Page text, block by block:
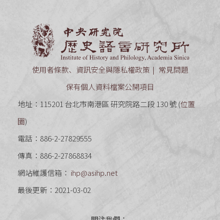
使用者條款、資訊安全與隱私權政策
常見問題
保有個人資料檔案公開項目
地址：115201 台北市南港區 研究院路二段 130 號 (位置
圖)
電話：886-2-27829555
傳真：886-2-27868834
網站維護信箱： ihp@asihp.net
最後更新：2021-03-02